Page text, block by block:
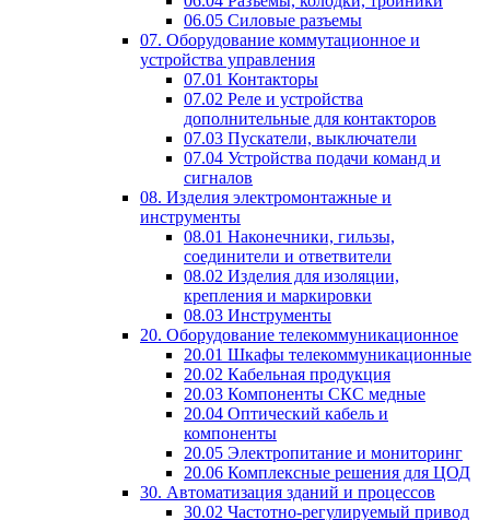
06.05 Силовые разъемы
07. Оборудование коммутационное и
устройства управления
07.01 Контакторы
07.02 Реле и устройства
дополнительные для контакторов
07.03 Пускатели, выключатели
07.04 Устройства подачи команд и
сигналов
08. Изделия электромонтажные и
инструменты
08.01 Наконечники, гильзы,
соединители и ответвители
08.02 Изделия для изоляции,
крепления и маркировки
08.03 Инструменты
20. Оборудование телекоммуникационное
20.01 Шкафы телекоммуникационные
20.02 Кабельная продукция
20.03 Компоненты СКС медные
20.04 Оптический кабель и
компоненты
20.05 Электропитание и мониторинг
20.06 Комплексные решения для ЦОД
30. Автоматизация зданий и процессов
30.02 Частотно-регулируемый привод